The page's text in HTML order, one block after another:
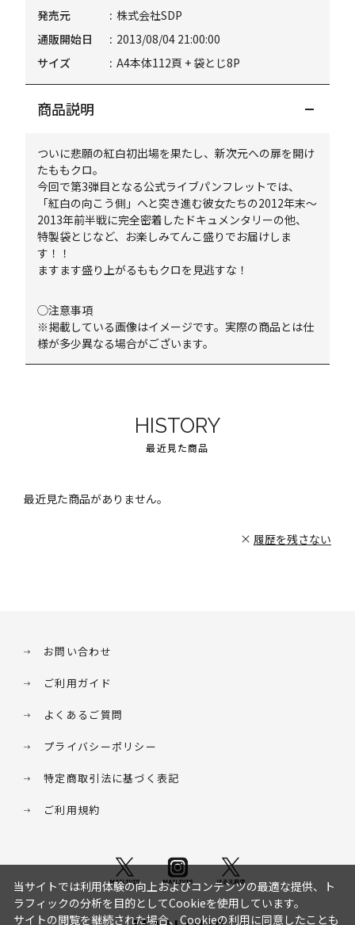
発売元
株式会社SDP
通販開始日
2013/08/04 21:00:00
サイズ
A4本体112頁 + 袋とじ8P
商品説明
ついに悲願の紅白初出場を果たし、新次元への扉を開け
たももクロ。
今回で第3弾目となる公式ライブパンフレットでは、
「紅白の向こう側」へと突き進む彼女たちの2012年末～
2013年前半戦に完全密着したドキュメンタリーの他、
特製袋とじなど、お楽しみてんこ盛りでお届けしま
す！！
ますます盛り上がるももクロを見逃すな！
◯注意事項
※掲載している画像はイメージです。実際の商品とは仕
様が多少異なる場合がございます。
HISTORY
最近見た商品
最近見た商品がありません。
履歴を残さない
お問い合わせ
ご利用ガイド
よくあるご質問
プライバシーポリシー
特定商取引法に基づく表記
ご利用規約
当サイトでは利用体験の向上およびコンテンツの最適な提供、ト
ラフィックの分析を目的としてCookieを使用しています。
サイトの閲覧を継続された場合、Cookieの利用に同意したことも